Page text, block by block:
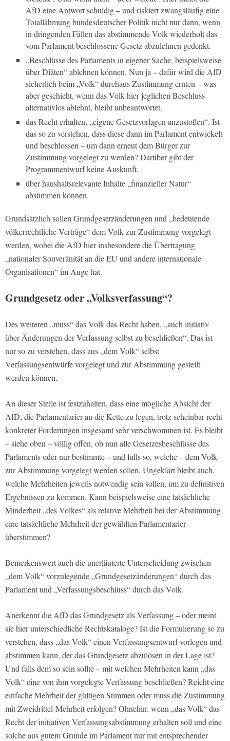
AfD eine Antwort schuldig – und riskiert zwangsläufig eine
Totallähmung bundesdeutscher Politik nicht nur dann, wenn
in dringenden Fällen das abstimmende Volk wiederholt das
vom Parlament beschlossene Gesetz abzulehnen gedenkt.
„Beschlüsse des Parlaments in eigener Sache, beispielsweise
über Diäten“ ablehnen können. Nun ja – dafür wird die AfD
sicherlich beim „Volk“ durchaus Zustimmung ernten – was
aber geschieht, wenn das Volk hier jeglichen Beschluss
alternativlos ablehnt, bleibt unbeantwortet.
das Recht erhalten, „eigene Gesetzvorlagen anzustoßen“. Ist
das so zu verstehen, dass diese dann im Parlament entwickelt
und beschlossen – um dann erneut dem Bürger zur
Zustimmung vorgelegt zu werden? Darüber gibt der
Programmentwurf keine Auskunft.
über haushaltsrelevante Inhalte „finanzieller Natur“
abstimmen können.
Grundsätzlich sollen Grundgesetzänderungen und „bedeutende
völkerrechtliche Verträge“ dem Volk zur Zustimmung vorgelegt
werden, wobei die AfD hier insbesondere die Übertragung
„nationaler Souveränität an die EU und andere internationale
Organisationen“ im Auge hat.
Grundgesetz oder „Volksverfassung“?
Des weiteren „muss“ das Volk das Recht haben, „auch initiativ
über Änderungen der Verfassung selbst zu beschließen“. Das ist
nur so zu verstehen, dass aus „dem Volk“ selbst
Verfassungsentwürfe vorgelegt und zur Abstimmung gestellt
werden können.
An dieser Stelle ist festzuhalten, dass eine mögliche Absicht der
AfD, die Parlamentarier an die Kette zu legen, trotz scheinbar recht
konkreter Forderungen insgesamt sehr verschwommen ist. Es bleibt
– siehe oben – völlig offen, ob nun alle Gesetzesbeschlüsse des
Parlaments oder nur bestimmte – und falls so, welche – dem Volk
zur Abstimmung vorgelegt werden sollen. Ungeklärt bleibt auch,
welche Mehrheiten jeweils notwendig sein sollen, um zu definitiven
Ergebnissen zu kommen. Kann beispielsweise eine tatsächliche
Minderheit „des Volkes“ als relative Mehrheit bei der Abstimmung
eine tatsächliche Mehrheit der gewählten Parlamentarier
überstimmen?
Bemerkenswert auch die unerläuterte Unterscheidung zwischen
„dem Volk“ vorzulegende „Grundgesetzänderungen“ durch das
Parlament und „Verfassungsbeschluss“ durch das Volk.
Anerkennt die AfD das Grundgesetz als Verfassung – oder meint
sie hier unterschiedliche Rechtskataloge? Ist die Formulierung so zu
verstehen, dass „das Volk“ einen Verfassungsentwurf vorlegen und
abstimmen kann, der das Grundgesetz abzulösen in der Lage ist?
Und falls dem so sein sollte – mit welchen Mehrheiten kann „das
Volk“ eine von ihm vorgelegte Verfassung beschließen? Reicht eine
einfache Mehrheit der gültigen Stimmen oder muss die Zustimmung
mit Zweidrittel-Mehrheit erfolgen? Ohnehin: wenn „das Volk“ das
Recht der initiativen Verfassungsabstimmung erhalten soll und eine
solche aus gutem Grunde im Parlament nur mit entsprechender